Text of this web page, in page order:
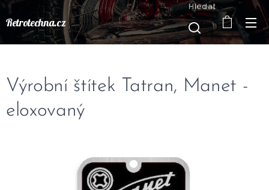
Retrotechna.cz
Hledat
Výrobní štítek Tatran, Manet -
eloxovaný